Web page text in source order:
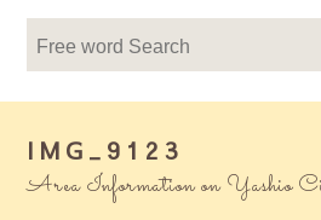
IMG_9123
Area Information on Yashio